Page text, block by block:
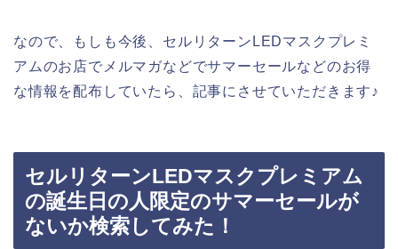
なので、もしも今後、セルリターンLEDマスクプレミ
アムのお店でメルマガなどでサマーセールなどのお得
な情報を配布していたら、記事にさせていただきます♪
セルリターンLEDマスクプレミアム
の誕生日の人限定のサマーセールが
ないか検索してみた！